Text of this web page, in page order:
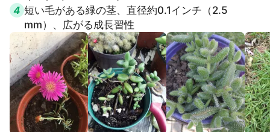
4 短い毛がある緑の茎、直径約0.1インチ（2.5
mm）、広がる成長習性